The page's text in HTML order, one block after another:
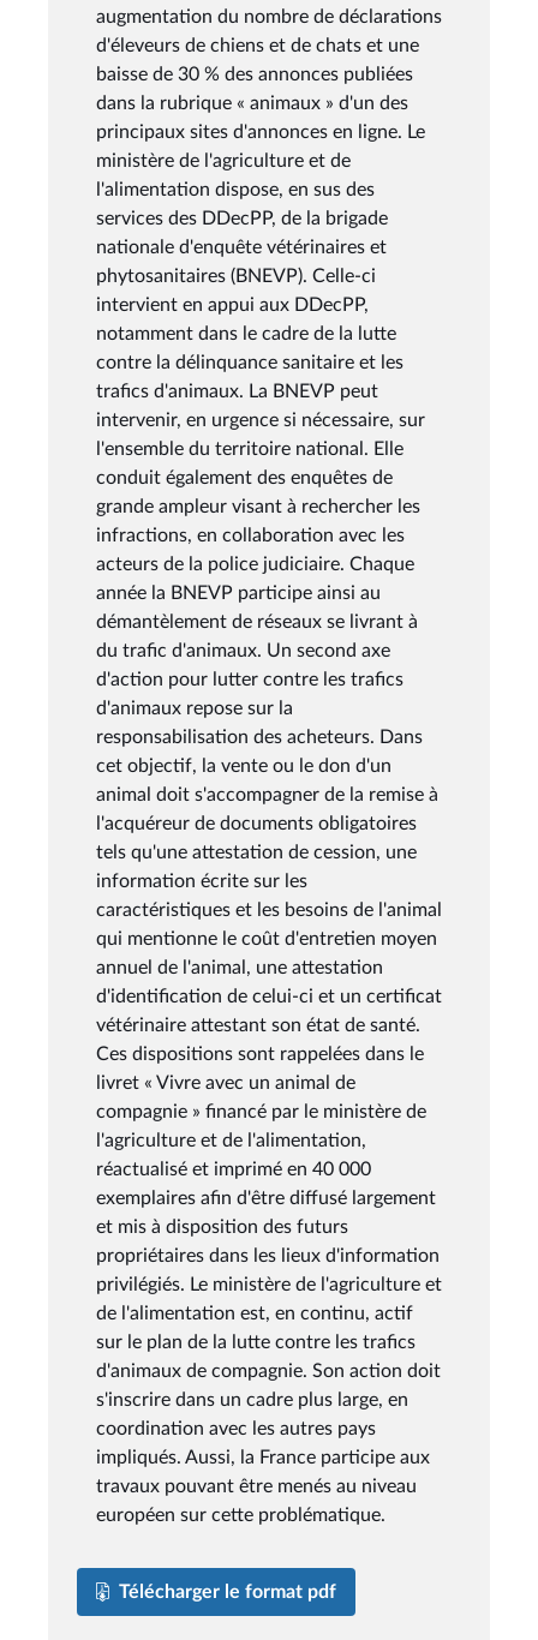
augmentation du nombre de déclarations
d'éleveurs de chiens et de chats et une
baisse de 30 % des annonces publiées
dans la rubrique « animaux » d'un des
principaux sites d'annonces en ligne. Le
ministère de l'agriculture et de
l'alimentation dispose, en sus des
services des DDecPP, de la brigade
nationale d'enquête vétérinaires et
phytosanitaires (BNEVP). Celle-ci
intervient en appui aux DDecPP,
notamment dans le cadre de la lutte
contre la délinquance sanitaire et les
trafics d'animaux. La BNEVP peut
intervenir, en urgence si nécessaire, sur
l'ensemble du territoire national. Elle
conduit également des enquêtes de
grande ampleur visant à rechercher les
infractions, en collaboration avec les
acteurs de la police judiciaire. Chaque
année la BNEVP participe ainsi au
démantèlement de réseaux se livrant à
du trafic d'animaux. Un second axe
d'action pour lutter contre les trafics
d'animaux repose sur la
responsabilisation des acheteurs. Dans
cet objectif, la vente ou le don d'un
animal doit s'accompagner de la remise à
l'acquéreur de documents obligatoires
tels qu'une attestation de cession, une
information écrite sur les
caractéristiques et les besoins de l'animal
qui mentionne le coût d'entretien moyen
annuel de l'animal, une attestation
d'identification de celui-ci et un certificat
vétérinaire attestant son état de santé.
Ces dispositions sont rappelées dans le
livret « Vivre avec un animal de
compagnie » financé par le ministère de
l'agriculture et de l'alimentation,
réactualisé et imprimé en 40 000
exemplaires afin d'être diffusé largement
et mis à disposition des futurs
propriétaires dans les lieux d'information
privilégiés. Le ministère de l'agriculture et
de l'alimentation est, en continu, actif
sur le plan de la lutte contre les trafics
d'animaux de compagnie. Son action doit
s'inscrire dans un cadre plus large, en
coordination avec les autres pays
impliqués. Aussi, la France participe aux
travaux pouvant être menés au niveau
européen sur cette problématique.
Télécharger le format pdf